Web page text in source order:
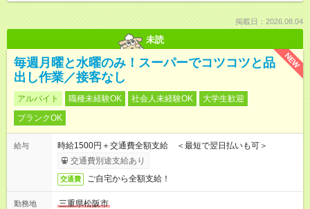
掲載日：2026.08.04
未読
NEW
毎週月曜と水曜のみ！スーパーでコツコツと品
出し作業／接客なし
アルバイト 職種未経験OK 社会人未経験OK
大学生歓迎
ブランクOK
給与
時給1500円＋交通費全額支給 ＜最短で翌日払いも可＞
交通費別途支給あり
交通費 ご自宅から全額支給！
勤務地
三重県松阪市